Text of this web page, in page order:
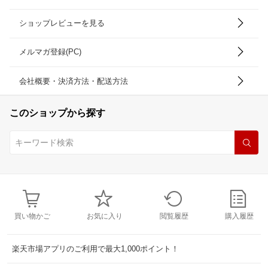
ショップレビューを見る
メルマガ登録(PC)
会社概要・決済方法・配送方法
このショップから探す
買い物かご お気に入り 閲覧履歴 購入履歴
楽天市場アプリのご利用で最大1,000ポイント！